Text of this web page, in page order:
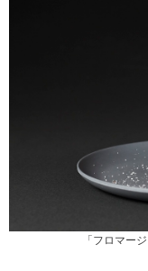
「フロマー